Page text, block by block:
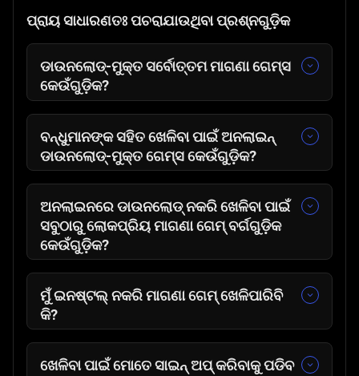
ପ୍ରାୟ ସାଧାରଣତଃ ପଚରାଯାଉଥିବା ପ୍ରଶ୍ନଗୁଡ଼ିକ
ଡାଉନଲୋଡ୍-ମୁକ୍ତ ସର୍ବୋତ୍ତମ ମାଗଣା ଗେମ୍ସ
କେଉଁଗୁଡ଼ିକ?
🎈ବବଲ୍ ଶୁଟର୍
🀄Mahjong At Home Scandinavian
Edition
🧩ମର୍ଜ୍ ମାନିଆ
🤖ସାଇବରଫ୍ୟୁଜନ୍
🎱ବିଲିୟାର୍ଡସ୍ ମାଫିଆ
🕷️ସ୍ପାଇଡର୍ ସଲିଟାୟର୍
ସହରର ରକ୍ଷକ
🃏
ଆଲଜେରିଆନ୍ ସଲିଟାୟର୍
🐉ଡ୍ରାଗନ୍ ଆନିହିଲେସନ୍
ବନ୍ଧୁମାନଙ୍କ ସହିତ ଖେଳିବା ପାଇଁ ଅନଲାଇନ୍
ଡାଉନଲୋଡ୍-ମୁକ୍ତ ଗେମ୍ସ କେଉଁଗୁଡ଼ିକ?
🎲ଲୁଡ଼ୋ ଆସର
🟩ଜୁନୋ
❌ଛକି-ଶୂନ
🏁ଲୁଡୋ ଡାଶ୍
ଅନଲାଇନରେ ଡାଉନଲୋଡ୍ ନକରି ଖେଳିବା ପାଇଁ
ସବୁଠାରୁ ଲୋକପ୍ରିୟ ମାଗଣା ଗେମ୍ ବର୍ଗଗୁଡ଼ିକ
କେଉଁଗୁଡ଼ିକ?
🎉କ୍ରେଜି ଗେମ୍ସ
🎲ବୋର୍ଡ ଗେମ୍ସ
🗺️
ଆଡଭେଞ୍ଚର ଗେମ୍ସ
🧠ପଜଲ୍ ଗେମ୍ସ
🔫
ସୁଟିଂ ଗେମ୍ସ
ମୁଁ ଇନଷ୍ଟଲ୍ ନକରି ମାଗଣା ଗେମ୍ ଖେଳିପାରିବି
କି?
ମାଗଣା ଗେମ୍ ଖେଳିପାରିବେ |
ଖେଳିବା ପାଇଁ ମୋତେ ସାଇନ୍ ଅପ୍ କରିବାକୁ ପଡିବ